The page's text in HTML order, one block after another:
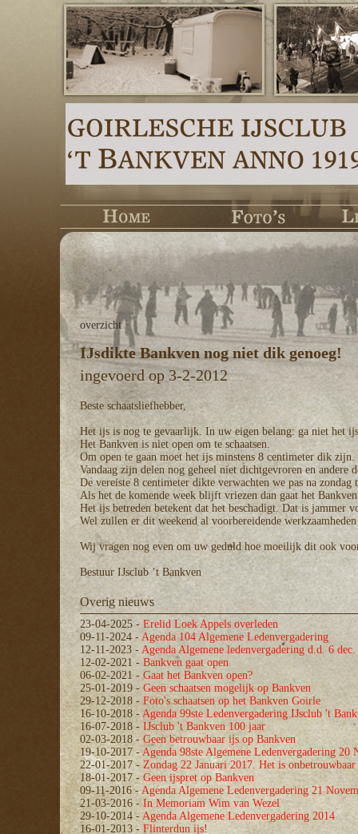
overzicht
IJsdikte Bankven nog niet dik genoeg!
ingevoerd op 3-2-2012
Beste schaatsliefhebber,
Het ijs is nog te gevaarlijk. In uw eigen belang: ga niet het
Het Bankven is niet open om te schaatsen.
Om open te gaan moet het ijs minstens 8 centimeter dik zijn.
Vandaag zijn delen nog geheel niet dichtgevroren en andere
De vereiste 8 centimeter dikte verwachten we pas na zondag
Als het de komende week blijft vriezen dan gaat het
Het ijs betreden betekent dat het beschadigt. Dat is jammer
Wel zullen er dit weekend al voorbereidende
Wij vragen nog even om uw geduld hoe moeilijk dit ook
Bestuur IJsclub ’t Bankven
Overig nieuws
23-04-2025 - Erelid Loek Appels overleden
09-11-2024 - Agenda 104 Algemene Ledenvergadering
12-11-2023 - Agenda Algemene ledenvergadering d.d. 6
12-02-2021- Bankven gaat open
06-02-2021 -Gaat het Bankven open?
25-01-2019 - Geen schaatsen mogelijk op Bankven
29-12-2018 - Foto's schaatsen op het Bankven Goirle
16-10-2018 -Agenda 99ste Ledenvergadering IJsclub 't
16-07-2018 - IJsclub 't Bankven 100 jaar
02-03-2018 - Geen betrouwbaar ijs op Bankven
19-10-2017 -Agenda 98ste Algemene Ledenvergadering 20
22-01-2017 -Zondag 22 Januari 2017. Het is
18-01-2017 -Geen ijspret op Bankven
09-11-2016-Agenda Algemene Ledenvergadering 21
21-03-2016 -In Memoriam Wim van Wezel
29-10-2014 - Agenda Algemene Ledenvergadering 2014
16-01-2013 -Flinterdun ijs!